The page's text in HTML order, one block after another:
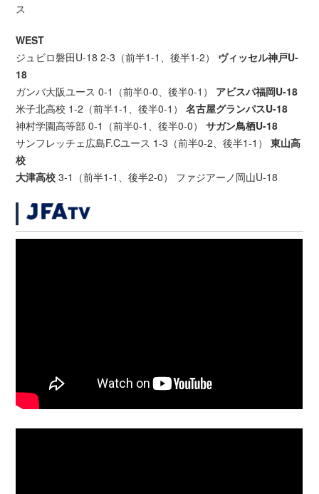
ス
WEST
ジュビロ磐田U-18 2-3（前半1-1、後半1-2） ヴィッセル神戸U-
18
ガンバ大阪ユース 0-1（前半0-0、後半0-1） アビスパ福岡U-18
米子北高校 1-2（前半1-1、後半0-1）名古屋グランパスU-18
神村学園高等部 0-1（前半0-1、後半0-0）サガン鳥栖U-18
サンフレッチェ広島F.Cユース 1-3（前半0-2、後半1-1）東山高
校
大津高校 3-1（前半1-1、後半2-0） ファジアーノ岡山U-18